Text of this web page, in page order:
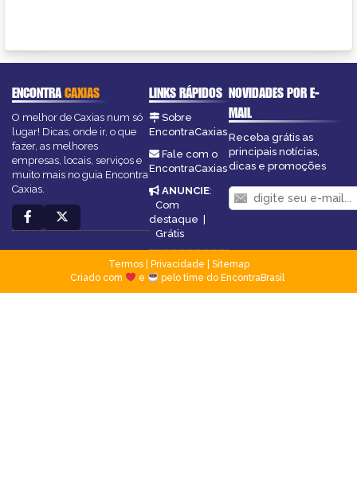
ENCONTRACAXIAS
O melhor de Caxias num só
lugar! Dicas, onde ir, o que
fazer, as melhores
empresas, locais, serviços e
muito mais no guia Encontra
Caxias.
LINKS RÁPIDOS
Sobre
EncontraCaxias
Fale com o
EncontraCaxias
ANUNCIE:
Com
destaque |
Grátis
NOVIDADES POR E-
MAIL
Receba grátis as
principais notícias,
dicas e promoções
Termos| Privacidade
Sitemap
Criado com
e pelo time do EncontraBrasil